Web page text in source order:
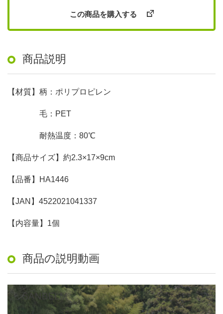
この商品を購入する
商品説明
【材質】柄：ポリプロピレン
毛：PET
耐熱温度：80℃
【商品サイズ】約2.3×17×9cm
【品番】HA1446
【JAN】4522021041337
【内容量】1個
商品の説明動画